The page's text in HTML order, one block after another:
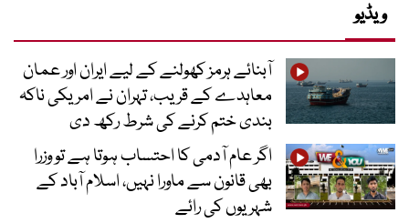
ویڈیو
آبنائے ہرمز کھولنے کے لیے ایران اور عمان
معاہدے کے قریب، تہران نے امریکی ناکہ
بندی ختم کرنے کی شرط رکھ دی
اگر عام آدمی کا احتساب ہوتا ہے تو وزرا
بھی قانون سے ماورا نہیں، اسلام آباد کے
شہریوں کی رائے